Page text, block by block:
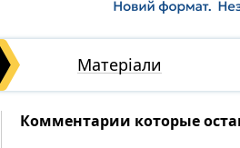
Матеріали
Комментарии которые